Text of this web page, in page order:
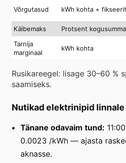
Võrgutasud kWh kohta +
Käibemaks
Protsent
Tarnija
marginaal
kWh kohta
Rusikareegel: lisage 30–60 %
saamiseks.
Nutikad elektrinipid
Tänane odavaim tund:
0.0023 /kWh — ajasta
aknasse.